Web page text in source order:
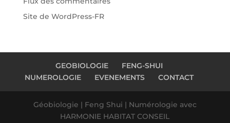
Site de WordPress-FR
GEOBIOLOGIE
FENG-SHUI
NUMEROLOGIE
EVENEMENTS CONTACT
Géobiologie | Feng Shui | Numérologie avec
HARMONIE HABITAT CONSEIL